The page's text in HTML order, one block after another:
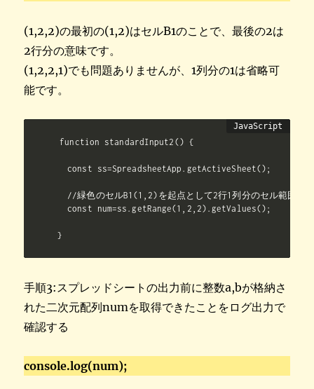
(1,2,2)の最初の(1,2)はセルB1のことで、最後の2は
2行分の意味です。
(1,2,2,1)でも問題ありませんが、1列分の1は省略可
能です。
function standardInput2() {
  const ss=SpreadsheetApp.getActiveSheet();
//緑色のセルB1(1,2)を起点として2行1列分のセル範囲を
  const num=ss.getRange(1,2,2).getValues();
}
手順3:スプレッドシートの出力前に整数a,bが格納さ
れた二次元配列numを取得できたことをログ出力で
確認する
console.log(num);